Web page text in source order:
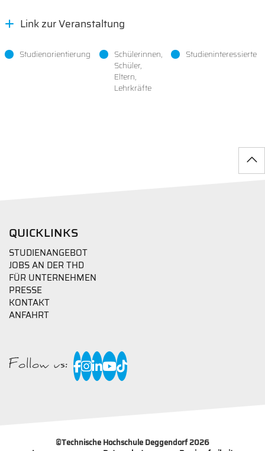
Link zur Veranstaltung
Studienorientierung
Schülerinnen,
Schüler,
Eltern,
Lehrkräfte
Studieninteressierte
QUICKLINKS
STUDIENANGEBOT
JOBS AN DER THD
FÜR UNTERNEHMEN
PRESSE
KONTAKT
ANFAHRT
Follow us:
©Technische Hochschule Deggendorf 2026